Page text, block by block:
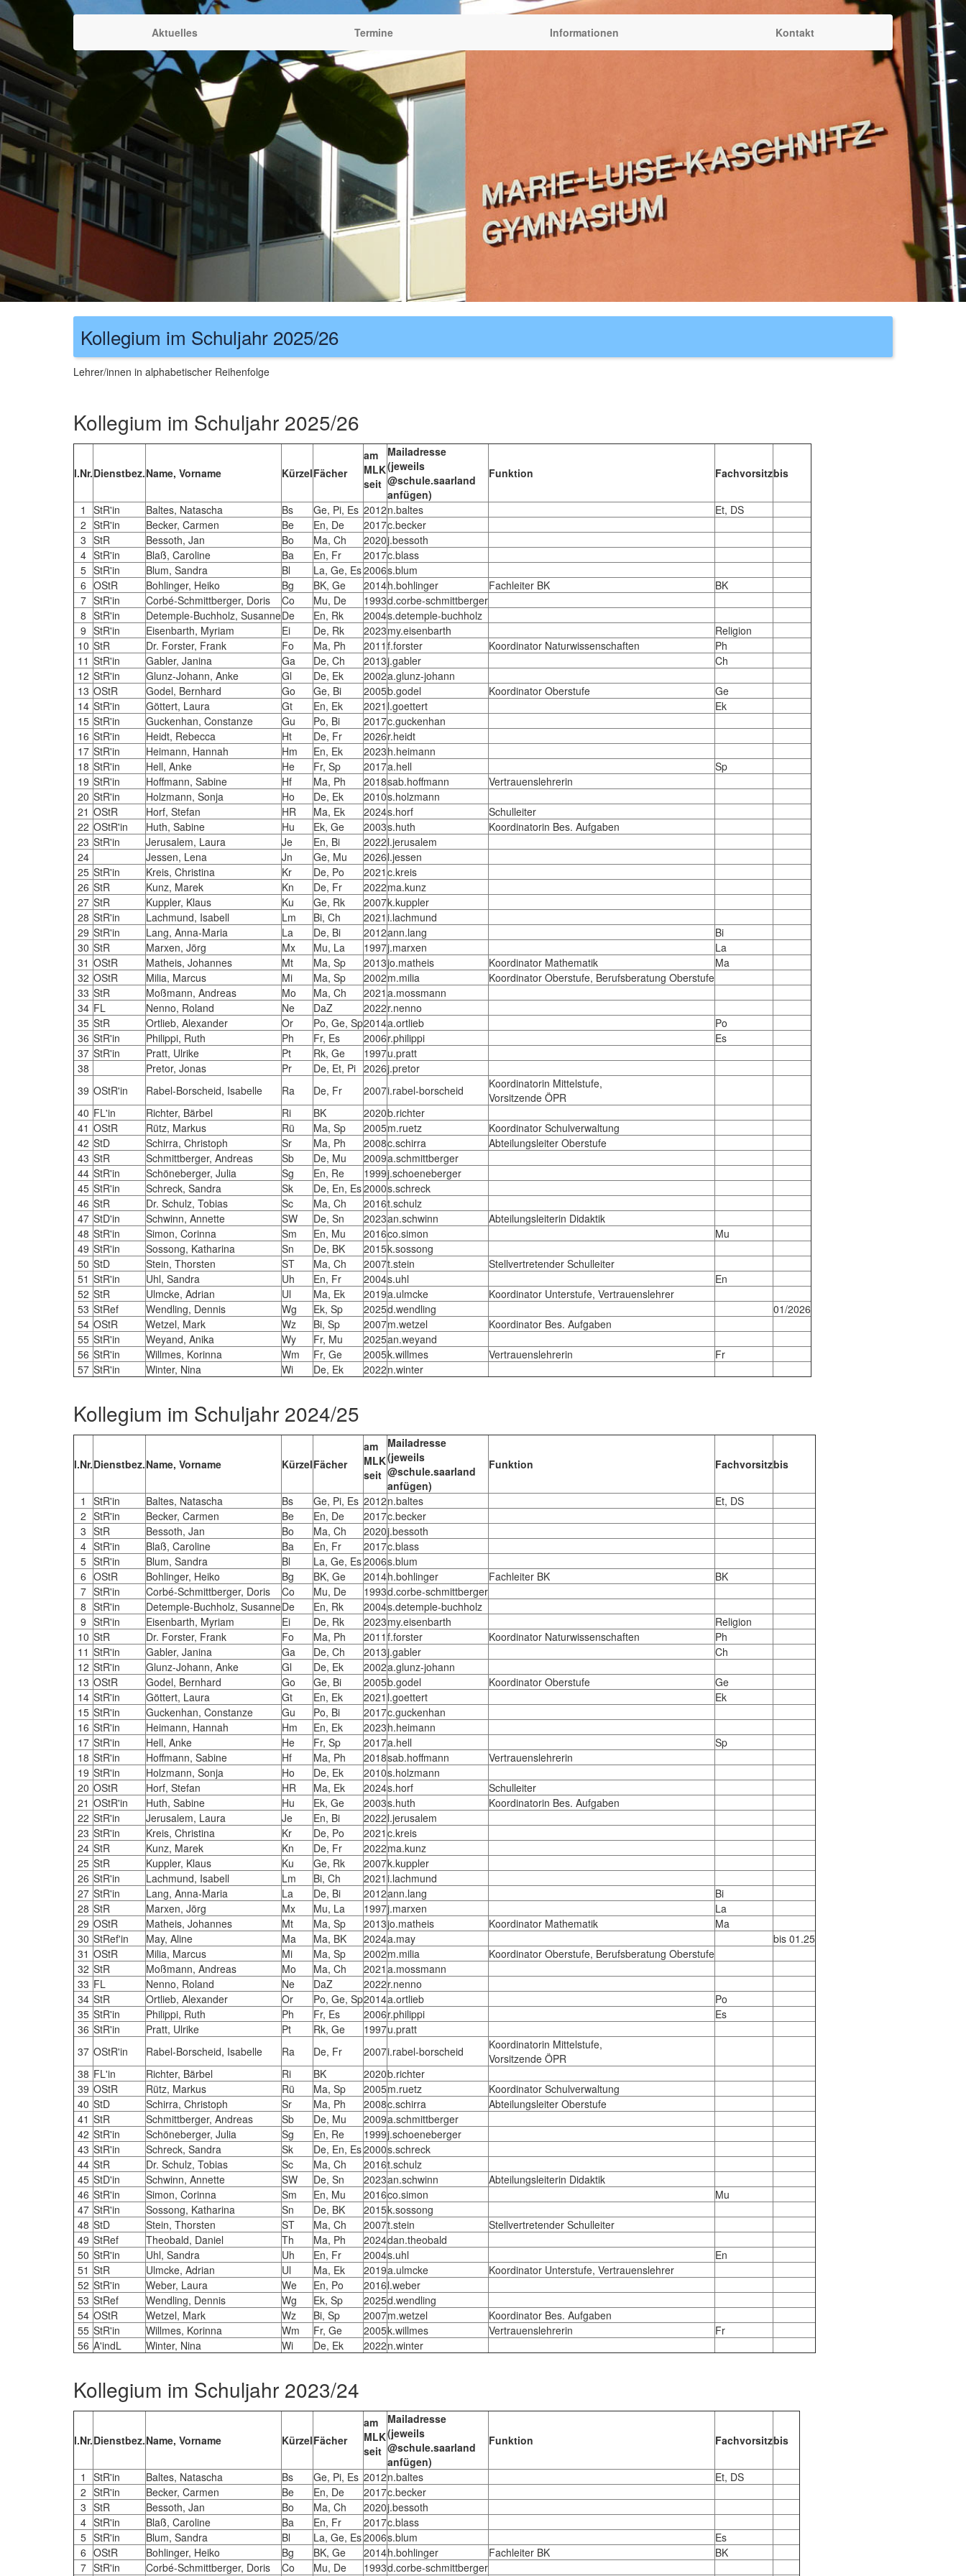
Aktuelles Termine Informationen Kontakt
Kollegium im Schuljahr 2025/26
Lehrer/innen in alphabetischer Reihenfolge
Kollegium im Schuljahr 2025/26
l.Nr.Dienstbez.Name, Vorname KürzelFächer
am
MLK
seit
Mailadresse
(jeweils
@schule.saarland
anfügen)
Funktion Fachvorsitzbis
1 StR'in Baltes, Natascha Bs Ge, Pi, Es 2012n.baltes
Et, DS
2 StR'in Becker, Carmen Be En, De 2017c.becker
3 StR Bessoth, Jan Bo Ma, Ch 2020j.bessoth
4 StR'in Blaß, Caroline Ba En, Fr 2017c.blass
5 StR'in Blum, Sandra Bl La, Ge, Es2006s.blum
6 OStR Bohlinger, Heiko Bg BK, Ge 2014h.bohlinger Fachleiter BK
BK
7 StR'in Corbé-Schmittberger, Doris Co Mu, De 1993d.corbe-schmittberger
8 StR'in Detemple-Buchholz, SusanneDe En, Rk 2004s.detemple-buchholz
9 StR'in Eisenbarth, Myriam Ei De, Rk 2023my.eisenbarth
Religion
10 StR Dr. Forster, Frank Fo Ma, Ph 2011 f.forster Koordinator Naturwissenschaften
Ph
11 StR'in Gabler, Janina Ga De, Ch 2013j.gabler
Ch
12 StR'in Glunz-Johann, Anke Gl De, Ek 2002a.glunz-johann
13 OStR Godel, Bernhard Go Ge, Bi 2005b.godel Koordinator Oberstufe
Ge
14 StR'in Göttert, Laura Gt En, Ek 2021 l.goettert
Ek
15 StR'in Guckenhan, Constanze Gu Po, Bi 2017c.guckenhan
16 StR'in Heidt, Rebecca Ht De, Fr 2026r.heidt
17 StR'in Heimann, Hannah Hm En, Ek 2023h.heimann
18 StR'in Hell, Anke He Fr, Sp 2017a.hell
Sp
19 StR'in Hoffmann, Sabine Hf Ma, Ph 2018sab.hoffmann
Vertrauenslehrerin
20 StR'in Holzmann, Sonja Ho De, Ek 2010s.holzmann
21 OStR Horf, Stefan HR Ma, Ek 2024s.horf
Schulleiter
22 OStR'in Huth, Sabine Hu Ek, Ge 2003s.huth
Koordinatorin Bes. Aufgaben
23 StR'in Jerusalem, Laura Je En, Bi 2022l.jerusalem
24
Jessen, Lena Jn Ge, Mu 2026l.jessen
25 StR'in Kreis, Christina Kr De, Po 2021 c.kreis
26 StR Kunz, Marek Kn De, Fr 2022ma.kunz
27 StR Kuppler, Klaus Ku Ge, Rk 2007k.kuppler
28 StR'in Lachmund, Isabell Lm Bi, Ch 2021 i.lachmund
29 StR'in Lang, Anna-Maria La De, Bi 2012ann.lang
Bi
30 StR Marxen, Jörg Mx Mu, La 1997j.marxen
La
31 OStR Matheis, Johannes Mt Ma, Sp 2013jo.matheis Koordinator Mathematik
Ma
32 OStR Milia, Marcus Mi Ma, Sp 2002m.milia
Koordinator Oberstufe, Berufsberatung Oberstufe
33 StR Moßmann, Andreas Mo Ma, Ch 2021 a.mossmann
34 FL Nenno, Roland Ne DaZ 2022r.nenno
35 StR Ortlieb, Alexander Or Po, Ge, Sp2014a.ortlieb
Po
36 StR'in Philippi, Ruth Ph Fr, Es 2006r.philippi
Es
37 StR'in Pratt, Ulrike Pt Rk, Ge 1997u.pratt
38
Pretor, Jonas Pr De, Et, Pi 2026j.pretor
39 OStR'in Rabel-Borscheid, Isabelle Ra De, Fr 2007i.rabel-borscheid
Koordinatorin Mittelstufe,
Vorsitzende ÖPR
40 FL'in Richter, Bärbel Ri BK 2020b.richter
41 OStR Rütz, Markus Rü Ma, Sp 2005m.ruetz
Koordinator Schulverwaltung
42 StD Schirra, Christoph Sr Ma, Ph 2008c.schirra
Abteilungsleiter Oberstufe
43 StR Schmittberger, Andreas Sb De, Mu 2009a.schmittberger
44 StR'in Schöneberger, Julia Sg En, Re 1999j.schoeneberger
45 StR'in Schreck, Sandra Sk De, En, Es2000s.schreck
46 StR Dr. Schulz, Tobias Sc Ma, Ch 2016t.schulz
47 StD'in Schwinn, Annette SW De, Sn 2023an.schwinn
Abteilungsleiterin Didaktik
48 StR'in Simon, Corinna Sm En, Mu 2016co.simon
Mu
49 StR'in Sossong, Katharina Sn De, BK 2015k.sossong
50 StD Stein, Thorsten ST Ma, Ch 2007t.stein
Stellvertretender Schulleiter
51 StR'in Uhl, Sandra Uh En, Fr 2004s.uhl
En
52 StR Ulmcke, Adrian Ul Ma, Ek 2019a.ulmcke
Koordinator Unterstufe, Vertrauenslehrer
53 StRef Wendling, Dennis Wg Ek, Sp 2025d.wendling
01/2026
54 OStR Wetzel, Mark Wz Bi, Sp 2007m.wetzel
Koordinator Bes. Aufgaben
55 StR'in Weyand, Anika Wy Fr, Mu 2025an.weyand
56 StR'in Willmes, Korinna Wm Fr, Ge 2005k.willmes Vertrauenslehrerin
Fr
57 StR'in Winter, Nina Wi De, Ek 2022n.winter
Kollegium im Schuljahr 2024/25
l.Nr.Dienstbez.Name, Vorname KürzelFächer
am
MLK
seit
Mailadresse
(jeweils
@schule.saarland
anfügen)
Funktion Fachvorsitzbis
1 StR'in Baltes, Natascha Bs Ge, Pi, Es 2012n.baltes
Et, DS
2 StR'in Becker, Carmen Be En, De 2017c.becker
3 StR Bessoth, Jan Bo Ma, Ch 2020j.bessoth
4 StR'in Blaß, Caroline Ba En, Fr 2017c.blass
5 StR'in Blum, Sandra Bl La, Ge, Es2006s.blum
6 OStR Bohlinger, Heiko Bg BK, Ge 2014h.bohlinger Fachleiter BK
BK
7 StR'in Corbé-Schmittberger, Doris Co Mu, De 1993d.corbe-schmittberger
8 StR'in Detemple-Buchholz, SusanneDe En, Rk 2004s.detemple-buchholz
9 StR'in Eisenbarth, Myriam Ei De, Rk 2023my.eisenbarth
Religion
10 StR Dr. Forster, Frank Fo Ma, Ph 2011 f.forster Koordinator Naturwissenschaften
Ph
11 StR'in Gabler, Janina Ga De, Ch 2013j.gabler
Ch
12 StR'in Glunz-Johann, Anke Gl De, Ek 2002a.glunz-johann
13 OStR Godel, Bernhard Go Ge, Bi 2005b.godel Koordinator Oberstufe
Ge
14 StR'in Göttert, Laura Gt En, Ek 2021 l.goettert
Ek
15 StR'in Guckenhan, Constanze Gu Po, Bi 2017c.guckenhan
16 StR'in Heimann, Hannah Hm En, Ek 2023h.heimann
17 StR'in Hell, Anke He Fr, Sp 2017a.hell
Sp
18 StR'in Hoffmann, Sabine Hf Ma, Ph 2018sab.hoffmann
Vertrauenslehrerin
19 StR'in Holzmann, Sonja Ho De, Ek 2010s.holzmann
20 OStR Horf, Stefan HR Ma, Ek 2024s.horf
Schulleiter
21 OStR'in Huth, Sabine Hu Ek, Ge 2003s.huth
Koordinatorin Bes. Aufgaben
22 StR'in Jerusalem, Laura Je En, Bi 2022l.jerusalem
23 StR'in Kreis, Christina Kr De, Po 2021 c.kreis
24 StR Kunz, Marek Kn De, Fr 2022ma.kunz
25 StR Kuppler, Klaus Ku Ge, Rk 2007k.kuppler
26 StR'in Lachmund, Isabell Lm Bi, Ch 2021 i.lachmund
27 StR'in Lang, Anna-Maria La De, Bi 2012ann.lang
Bi
28 StR Marxen, Jörg Mx Mu, La 1997j.marxen
La
29 OStR Matheis, Johannes Mt Ma, Sp 2013jo.matheis Koordinator Mathematik
Ma
30 StRef'in May, Aline Ma Ma, BK 2024a.may
bis 01.25
31 OStR Milia, Marcus Mi Ma, Sp 2002m.milia
Koordinator Oberstufe, Berufsberatung Oberstufe
32 StR Moßmann, Andreas Mo Ma, Ch 2021 a.mossmann
33 FL Nenno, Roland Ne DaZ 2022r.nenno
34 StR Ortlieb, Alexander Or Po, Ge, Sp2014a.ortlieb
Po
35 StR'in Philippi, Ruth Ph Fr, Es 2006r.philippi
Es
36 StR'in Pratt, Ulrike Pt Rk, Ge 1997u.pratt
37 OStR'in Rabel-Borscheid, Isabelle Ra De, Fr 2007i.rabel-borscheid
Koordinatorin Mittelstufe,
Vorsitzende ÖPR
38 FL'in Richter, Bärbel Ri BK 2020b.richter
39 OStR Rütz, Markus Rü Ma, Sp 2005m.ruetz
Koordinator Schulverwaltung
40 StD Schirra, Christoph Sr Ma, Ph 2008c.schirra
Abteilungsleiter Oberstufe
41 StR Schmittberger, Andreas Sb De, Mu 2009a.schmittberger
42 StR'in Schöneberger, Julia Sg En, Re 1999j.schoeneberger
43 StR'in Schreck, Sandra Sk De, En, Es2000s.schreck
44 StR Dr. Schulz, Tobias Sc Ma, Ch 2016t.schulz
45 StD'in Schwinn, Annette SW De, Sn 2023an.schwinn
Abteilungsleiterin Didaktik
46 StR'in Simon, Corinna Sm En, Mu 2016co.simon
Mu
47 StR'in Sossong, Katharina Sn De, BK 2015k.sossong
48 StD Stein, Thorsten ST Ma, Ch 2007t.stein
Stellvertretender Schulleiter
49 StRef Theobald, Daniel Th Ma, Ph 2024dan.theobald
50 StR'in Uhl, Sandra Uh En, Fr 2004s.uhl
En
51 StR Ulmcke, Adrian Ul Ma, Ek 2019a.ulmcke
Koordinator Unterstufe, Vertrauenslehrer
52 StR'in Weber, Laura We En, Po 2016l.weber
53 StRef Wendling, Dennis Wg Ek, Sp 2025d.wendling
54 OStR Wetzel, Mark Wz Bi, Sp 2007m.wetzel
Koordinator Bes. Aufgaben
55 StR'in Willmes, Korinna Wm Fr, Ge 2005k.willmes Vertrauenslehrerin
Fr
56 A'indL Winter, Nina Wi De, Ek 2022n.winter
Kollegium im Schuljahr 2023/24
l.Nr.Dienstbez.Name, Vorname KürzelFächer
am
MLK
seit
Mailadresse
(jeweils
@schule.saarland
anfügen)
Funktion Fachvorsitzbis
1 StR'in Baltes, Natascha Bs Ge, Pi, Es 2012n.baltes
Et, DS
2 StR'in Becker, Carmen Be En, De 2017c.becker
3 StR Bessoth, Jan Bo Ma, Ch 2020j.bessoth
4 StR'in Blaß, Caroline Ba En, Fr 2017c.blass
5 StR'in Blum, Sandra Bl La, Ge, Es2006s.blum
Es
6 OStR Bohlinger, Heiko Bg BK, Ge 2014h.bohlinger Fachleiter BK
BK
7 StR'in Corbé-Schmittberger, Doris Co Mu, De 1993d.corbe-schmittberger